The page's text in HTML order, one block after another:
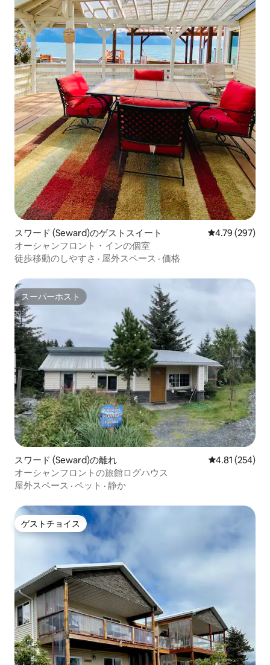
スワード (Seward)のゲストスイート レビュー297
4.79 (297)
オーシャンフロント・インの個室
徒歩移動のしやすさ · 屋外スペース · 価格
スーパーホスト
スーパーホスト
スワード (Seward)の離れ レビュー254
4.81 (254)
オーシャンフロントの旅館ログハウス
屋外スペース · ペット · 静か
ゲストチョイス
ゲストチョイス